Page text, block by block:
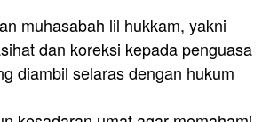
muhasabah lil hukkam, yakni
dan koreksi kepada penguasa
diambil selaras dengan hukum